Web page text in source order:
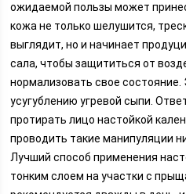
ожидаемой пользы может
кожа не только шелушится,
выглядит, но и начинает
сала, чтобы защититься от
нормализовать свое
усугублению угревой сыпи.
протирать лицо настойкой
проводить такие манипуляции
Лучший способ применения
тонким слоем на участки с